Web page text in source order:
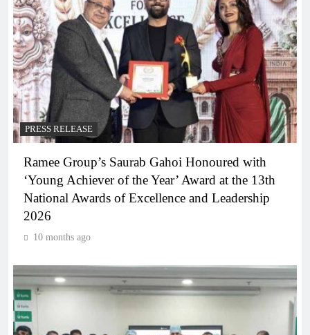
PRESS RELEASE
Ramee Group’s Saurab Gahoi Honoured with
‘Young Achiever of the Year’ Award at the 13th
National Awards of Excellence and Leadership
2026
10 months ago